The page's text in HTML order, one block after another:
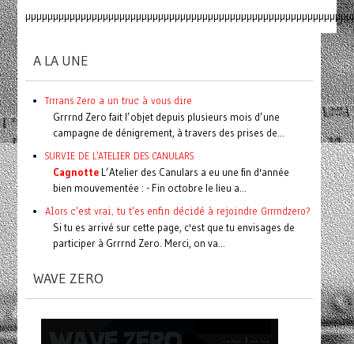
A LA UNE
Trrrans Zero a un truc à vous dire
Grrrnd Zero fait l’objet depuis plusieurs mois d’une
campagne de dénigrement, à travers des prises de...
SURVIE DE L'ATELIER DES CANULARS
CagnotteL’Atelier des Canulars a eu une fin d'année
bien mouvementée : - Fin octobre le lieu a...
Alors c'est vrai, tu t'es enfin décidé à rejoindre Grrrndzero?
Si tu es arrivé sur cette page, c'est que tu envisages de
participer à Grrrnd Zero. Merci, on va...
WAVE ZERO